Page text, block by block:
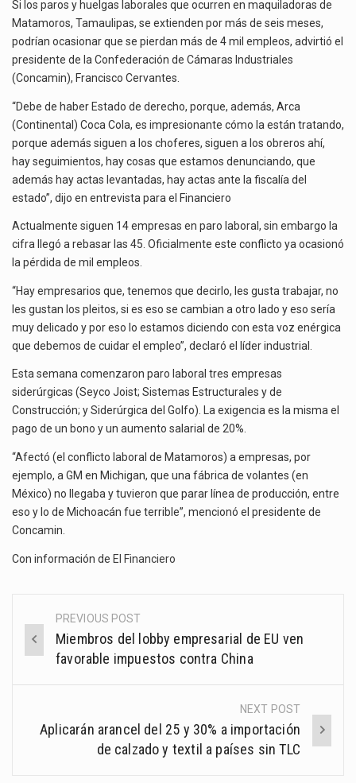
PERDER
SI
PAROS
LABORALES
DURAN
6
MESES:
Si los paros y huelgas laborales que ocurren en maquiladoras de
Matamoros, Tamaulipas, se extienden por más de seis meses,
podrían ocasionar que se pierdan más de 4 mil empleos, advirtió el
presidente de la Confederación de Cámaras Industriales
(Concamin), Francisco Cervantes.
“Debe de haber Estado de derecho, porque, además, Arca
(Continental) Coca Cola, es impresionante cómo la están tratando,
porque además siguen a los choferes, siguen a los obreros ahí,
hay seguimientos, hay cosas que estamos denunciando, que
además hay actas levantadas, hay actas ante la fiscalía del
estado”, dijo en entrevista para el Financiero
Actualmente siguen 14 empresas en paro laboral, sin embargo la
cifra llegó a rebasar las 45. Oficialmente este conflicto ya ocasionó
la pérdida de mil empleos.
“Hay empresarios que, tenemos que decirlo, les gusta trabajar, no
les gustan los pleitos, si es eso se cambian a otro lado y eso sería
muy delicado y por eso lo estamos diciendo con esta voz enérgica
que debemos de cuidar el empleo”, declaró el líder industrial.
Esta semana comenzaron paro laboral tres empresas
siderúrgicas (Seyco Joist; Sistemas Estructurales y de
Construcción; y Siderúrgica del Golfo). La exigencia es la misma el
pago de un bono y un aumento salarial de 20%.
“Afectó (el conflicto laboral de Matamoros) a empresas, por
ejemplo, a GM en Michigan, que una fábrica de volantes (en
México) no llegaba y tuvieron que parar línea de producción, entre
eso y lo de Michoacán fue terrible”, mencionó el presidente de
Concamin.
Con información de El Financiero
Post
navigation
PREVIOUS POST
Miembros del lobby empresarial de EU ven
favorable impuestos contra China
NEXT POST
Aplicarán arancel del 25 y 30% a importación
de calzado y textil a países sin TLC